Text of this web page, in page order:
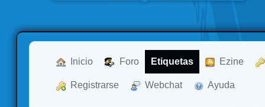
Inicio Foro Etiquetas Ezine
Registrarse Webchat Ayuda